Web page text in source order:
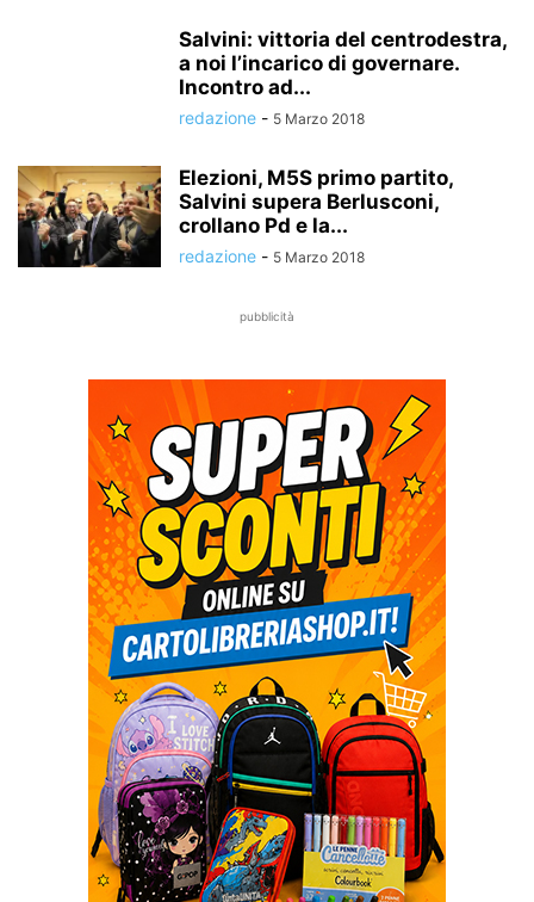
Salvini: vittoria del centrodestra,
a noi l’incarico di governare.
Incontro ad...
redazione - 5 Marzo 2018
Elezioni, M5S primo partito,
Salvini supera Berlusconi,
crollano Pd e la...
redazione - 5 Marzo 2018
pubblicità